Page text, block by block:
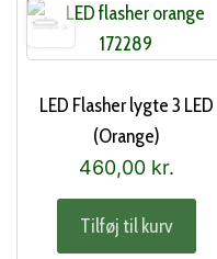
LED Flasher lygte 3 LED
(Orange)
460,00 kr.
Tilføj til kurv